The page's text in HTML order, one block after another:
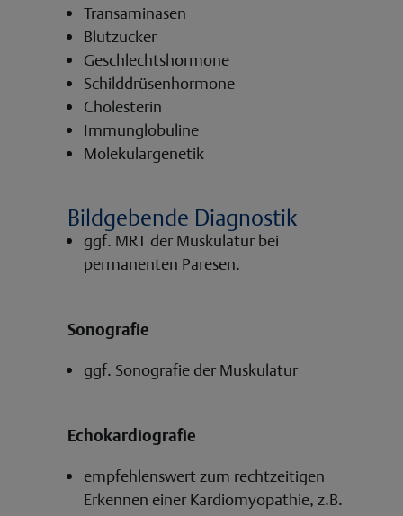
Transaminasen
Blutzucker
Geschlechtshormone
Schilddrüsenhormone
Cholesterin
Immunglobuline
Molekulargenetik
Bildgebende Diagnostik
ggf. MRT der Muskulatur bei
permanenten Paresen.
Sonografie
ggf. Sonografie der Muskulatur
Echokardiografie
empfehlenswert zum rechtzeitigen
Erkennen einer Kardiomyopathie, z.B.